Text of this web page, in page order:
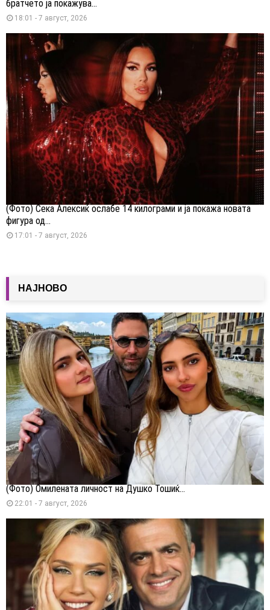
братчето ја покажува...
18:01 - 7 август, 2026
(Фото) Сека Алексиќ ослабе 14 килограми и ја покажа новата
фигура од...
17:01 - 7 август, 2026
НАЈНОВО
(Фото) Омилената личност на Душко Тошиќ...
22:01 - 7 август, 2026